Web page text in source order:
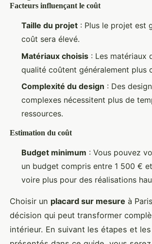
Facteurs influençant le coût
Taille du projet : Plus le projet est
coût sera élevé.
Matériaux choisis : Les matériaux
qualité coûtent généralement plus
Complexité du design : Des
complexes nécessitent plus de
ressources.
Estimation du coût
Budget minimum : Vous pouvez
un budget compris entre 1 500 €
voire plus pour des réalisations
Choisir un placard sur mesure à
décision qui peut transformer
intérieur. En suivant les étapes et